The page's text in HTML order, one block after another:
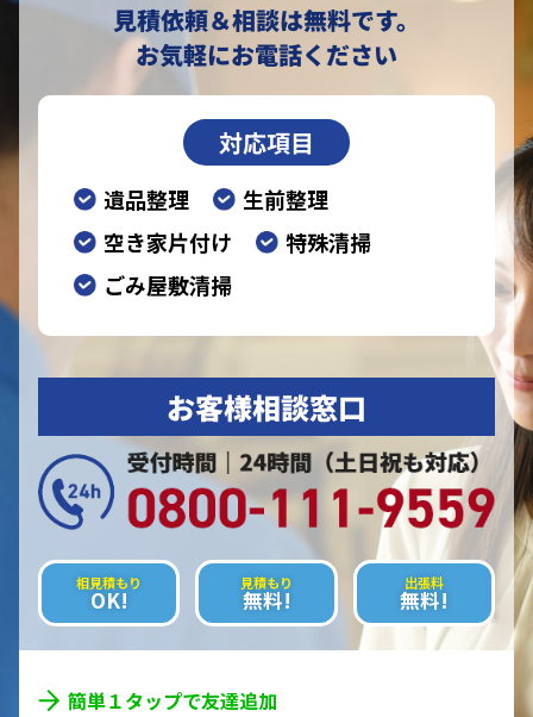
見積依頼＆相談は無料です。
お気軽にお電話ください
対応項目
遺品整理
生前整理
空き家片付け
特殊清掃
ごみ屋敷清掃
お客様相談窓口
相見積もり
OK!
見積もり
無料!
出張料
無料!
簡単１タップで友達追加